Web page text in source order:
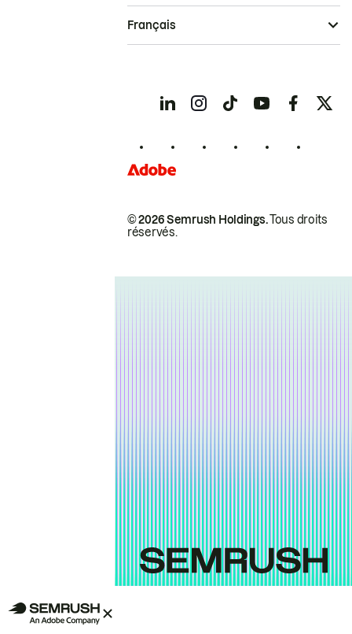
© 2026 Semrush Holdings.Tous droits
réservés.
Français